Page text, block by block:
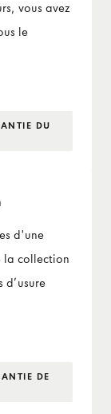
vous avez
le
DU
d'une
la collection
d’usure
DE